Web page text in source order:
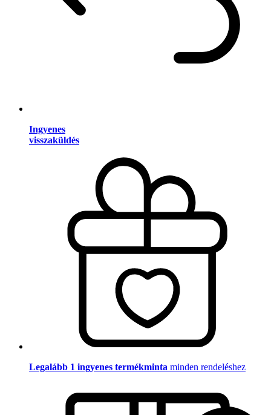
Ingyenes
visszaküldés
Legalább 1 ingyenes termékminta minden rendeléshez